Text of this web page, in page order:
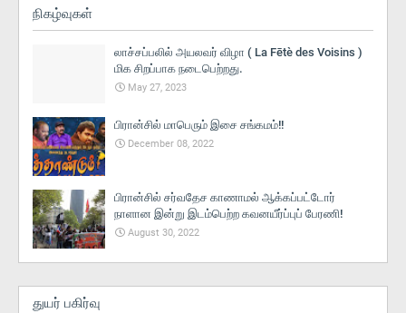
நிகழ்வுகள்
லாச்சப்பலில் அயலவர் விழா ( La Fētè des Voisins )
மிக சிறப்பாக நடைபெற்றது.
May 27, 2023
பிரான்சில் மாபெரும் இசை சங்கமம்!!
December 08, 2022
பிரான்சில் சர்வதேச காணாமல் ஆக்கப்பட்டோர்
நாளான இன்று இடம்பெற்ற கவனயீர்ப்புப் பேரணி!
August 30, 2022
துயர் பகிர்வு